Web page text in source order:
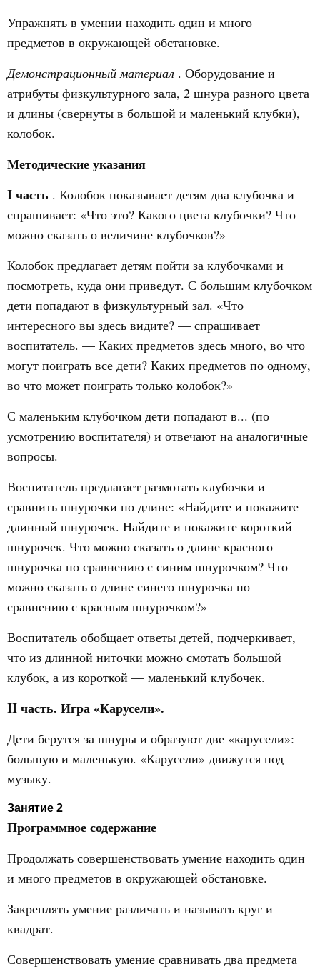
Упражнять в умении находить один и много
предметов в окружающей обстановке.
Демонстрационный материал . Оборудование и
атрибуты физкультурного зала, 2 шнура разного цвета
и длины (свернуты в большой и маленький клубки),
колобок.
Методические указания
I часть . Колобок показывает детям два клубочка и
спрашивает: «Что это? Какого цвета клубочки? Что
можно сказать о величине клубочков?»
Колобок предлагает детям пойти за клубочками и
посмотреть, куда они приведут. С большим клубочком
дети попадают в физкультурный зал. «Что
интересного вы здесь видите? — спрашивает
воспитатель. — Каких предметов здесь много, во что
могут поиграть все дети? Каких предметов по одному,
во что может поиграть только колобок?»
С маленьким клубочком дети попадают в... (по
усмотрению воспитателя) и отвечают на аналогичные
вопросы.
Воспитатель предлагает размотать клубочки и
сравнить шнурочки по длине: «Найдите и покажите
длинный шнурочек. Найдите и покажите короткий
шнурочек. Что можно сказать о длине красного
шнурочка по сравнению с синим шнурочком? Что
можно сказать о длине синего шнурочка по
сравнению с красным шнурочком?»
Воспитатель обобщает ответы детей, подчеркивает,
что из длинной ниточки можно смотать большой
клубок, а из короткой — маленький клубочек.
II часть. Игра «Карусели».
Дети берутся за шнуры и образуют две «карусели»:
большую и маленькую. «Карусели» движутся под
музыку.
Занятие 2
Программное содержание
Продолжать совершенствовать умение находить один
и много предметов в окружающей обстановке.
Закреплять умение различать и называть круг и
квадрат.
Совершенствовать умение сравнивать два предмета